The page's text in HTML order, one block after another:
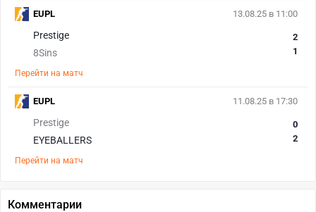
13.08.25 в 11:00
Prestige
8Sins
2
1
Перейти на матч
EUPL
11.08.25 в 17:30
Prestige
EYEBALLERS
0
2
Перейти на матч
EUPL
Комментарии